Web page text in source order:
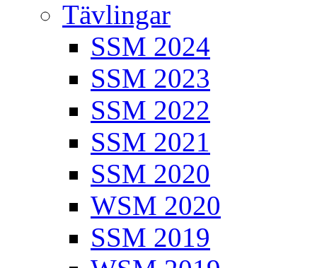
Tävlingar
SSM 2024
SSM 2023
SSM 2022
SSM 2021
SSM 2020
WSM 2020
SSM 2019